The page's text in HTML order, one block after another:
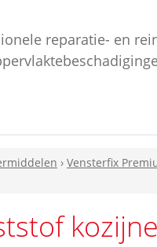
reparatie- en
› Vensterfix